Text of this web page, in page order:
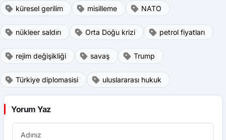
küresel gerilim misilleme NATO
nükleer saldırı Orta Doğu krizi petrol fiyatları
rejim değişikliği savaş Trump
Türkiye diplomasisi uluslararası hukuk
Yorum Yaz